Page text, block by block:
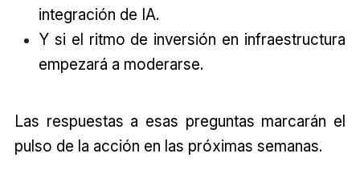
integración de IA.
Y si el ritmo de inversión en infraestructura
empezará a moderarse.
Las respuestas a esas preguntas marcarán el
pulso de la acción en las próximas semanas.